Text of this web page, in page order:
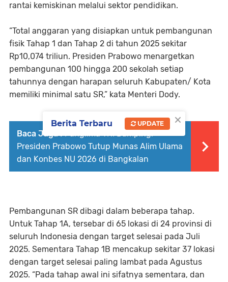
rantai kemiskinan melalui sektor pendidikan.
“Total anggaran yang disiapkan untuk pembangunan
fisik Tahap 1 dan Tahap 2 di tahun 2025 sekitar
Rp10,074 triliun. Presiden Prabowo menargetkan
pembangunan 100 hingga 200 sekolah setiap
tahunnya dengan harapan seluruh Kabupaten/ Kota
memiliki minimal satu SR,” kata Menteri Dody.
Baca Juga : Panglima TNI Dampingi
Presiden Prabowo Tutup Munas Alim Ulama
dan Konbes NU 2026 di Bangkalan
Pembangunan SR dibagi dalam beberapa tahap.
Untuk Tahap 1A, tersebar di 65 lokasi di 24 provinsi di
seluruh Indonesia dengan target selesai pada Juli
2025. Sementara Tahap 1B mencakup sekitar 37 lokasi
dengan target selesai paling lambat pada Agustus
2025. “Pada tahap awal ini sifatnya sementara, dan
×
Berita Terbaru UPDATE